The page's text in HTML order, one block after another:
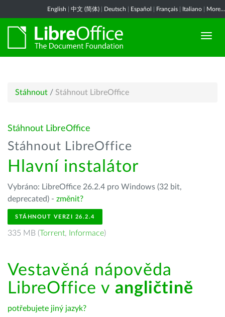
English 中文 (简体) Deutsch Español Français Italiano More...
Stáhnout / Stáhnout LibreOffice
Stáhnout LibreOffice
Stáhnout LibreOffice
Hlavní instalátor
Vybráno: LibreOffice 26.2.4 pro Windows (32 bit,
deprecated) - změnit?
STÁHNOUT VERZI 26.2.4
335 MB (Torrent, Informace)
Vestavěná nápověda
LibreOffice v angličtině
potřebujete jiný jazyk?